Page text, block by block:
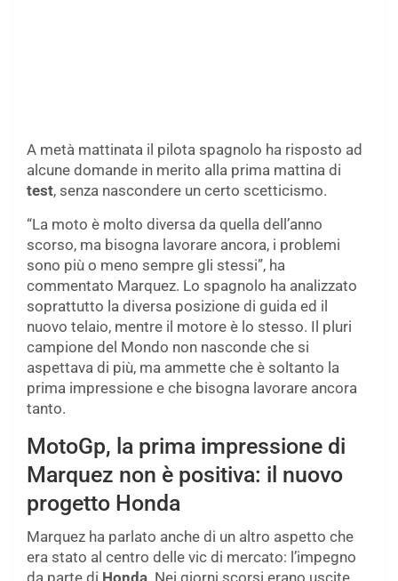
A metà mattinata il pilota spagnolo ha risposto ad
alcune domande in merito alla prima mattina di
test, senza nascondere un certo scetticismo.
“La moto è molto diversa da quella dell’anno
scorso, ma bisogna lavorare ancora, i problemi
sono più o meno sempre gli stessi”, ha
commentato Marquez. Lo spagnolo ha analizzato
soprattutto la diversa posizione di guida ed il
nuovo telaio, mentre il motore è lo stesso. Il pluri
campione del Mondo non nasconde che si
aspettava di più, ma ammette che è soltanto la
prima impressione e che bisogna lavorare ancora
tanto.
MotoGp, la prima impressione di
Marquez non è positiva: il nuovo
progetto Honda
Marquez ha parlato anche di un altro aspetto che
era stato al centro delle vic di mercato: l’impegno